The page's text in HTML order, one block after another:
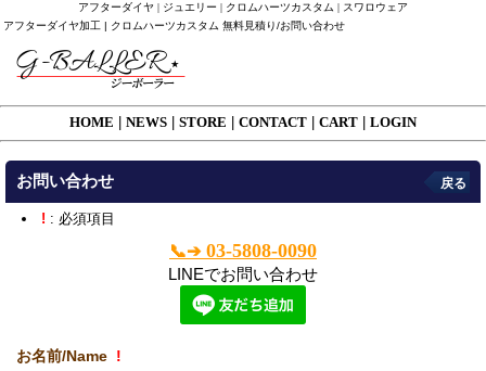
アフターダイヤ | ジュエリー | クロムハーツカスタム | スワロウェア
アフターダイヤ加工 | クロムハーツカスタム 無料見積り/お問い合わせ
HOME NEWS STORE CONTACT CART LOGIN
お問い合わせ 戻る
! : 必須項目
📞➔03-5808-0090
LINEでお問い合わせ
お名前/Name !